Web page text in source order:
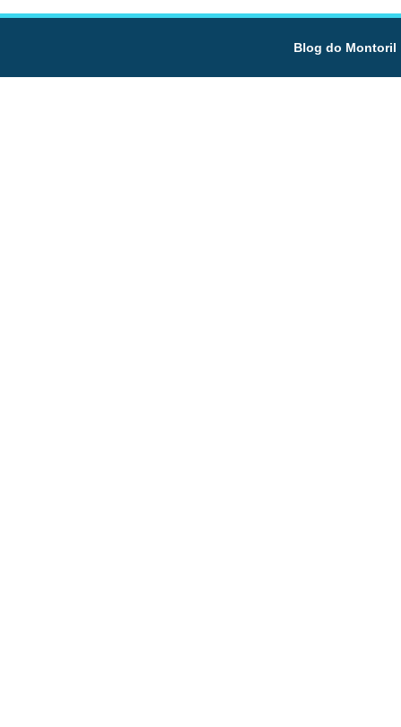
Blog do Montoril